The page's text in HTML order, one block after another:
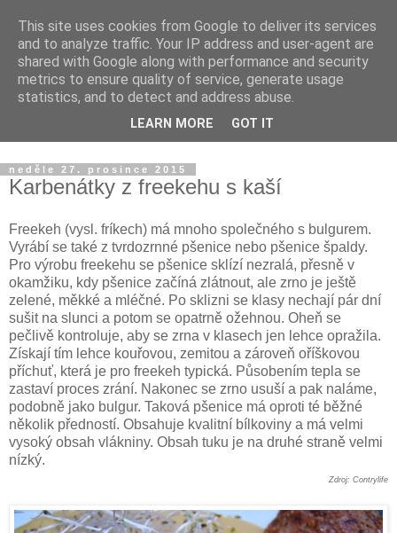
Apiastrum.cz
Vegetariánské recepty, využití léčivých rostlin, domácí
ekodrogerie, biozahrada a tvorba z jedné venkovské
neděle 27. prosince 2015
Karbenátky z freekehu s kaší
Freekeh (vysl. fríkech) má mnoho společného s bulgurem.
Vyrábí se také z tvrdozrnné pšenice nebo pšenice špaldy.
Pro výrobu freekehu se pšenice sklízí nezralá, přesně v
okamžiku, kdy pšenice začíná zlátnout, ale zrno je ještě
zelené, měkké a mléčné. Po sklizni se klasy nechají pár dní
sušit na slunci a potom se opatrně ožehnou. Oheň se
pečlivě kontroluje, aby se zrna v klasech jen lehce opražila.
Získají tím lehce kouřovou, zemitou a zároveň oříškovou
příchuť, která je pro freekeh typická. Působením tepla se
zastaví proces zrání. Nakonec se zrno usuší a pak naláme,
podobně jako bulgur. Taková pšenice má oproti té běžné
několik předností. Obsahuje kvalitní bílkoviny a má velmi
vysoký obsah vlákniny. Obsah tuku je na druhé straně velmi
nízký.
Zdroj: Contrylife
This site uses cookies from Google to deliver its services
and to analyze traffic. Your IP address and user-agent are
shared with Google along with performance and security
metrics to ensure quality of service, generate usage
statistics, and to detect and address abuse.
LEARN MORE GOT IT